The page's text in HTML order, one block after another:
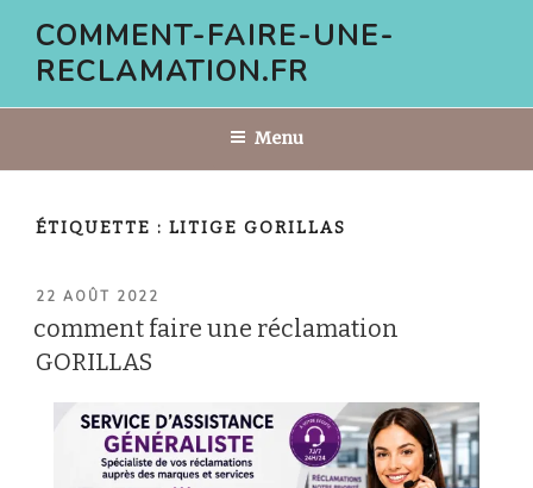
contenu
COMMENT-FAIRE-UNE-
RECLAMATION.FR
Menu
ÉTIQUETTE : LITIGE GORILLAS
PUBLIÉ
22 AOÛT 2022
comment faire une réclamation
GORILLAS